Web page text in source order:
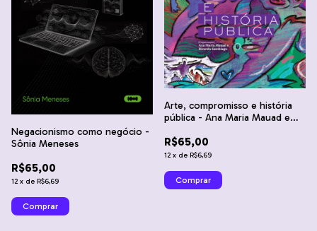
Negacionismo como negócio -
Sônia Meneses
R$65,00
12 x de R$6,69
Arte, compromisso e história
pública - Ana Maria Mauad e
R$65,00
12 x de R$6,69